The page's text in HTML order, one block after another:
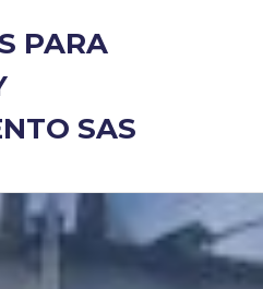
PARA
SAS